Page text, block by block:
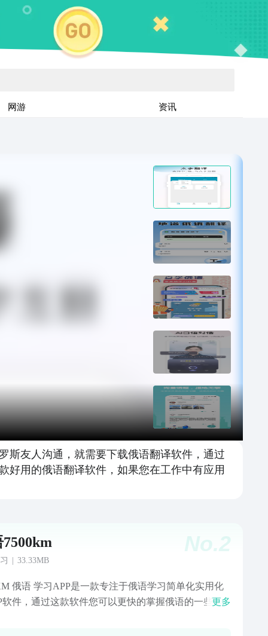
网游 资讯
斯友人沟通，就需要下载俄语翻译软件，通过
好用的俄语翻译软件，如果您在工作中有应用
No.2
33.33MB
俄语 学习APP 是一款专注于俄语学习简单化实用化
软件， 通过这款软件您可以更快的掌握俄语的一些基
更多